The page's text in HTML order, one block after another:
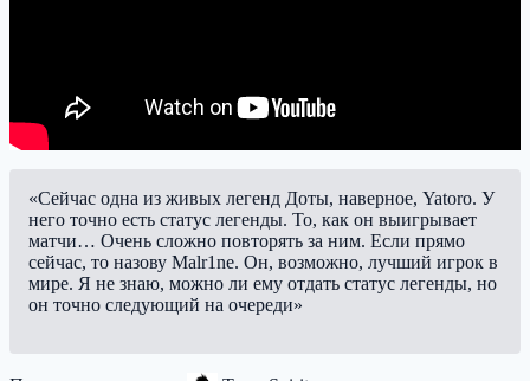
«Сейчас одна из живых легенд Доты, наверное, Yatoro. У
него точно есть статус легенды. То, как он выигрывает
матчи… Очень сложно повторять за ним. Если прямо
сейчас, то назову Malr1ne. Он, возможно, лучший игрок в
мире. Я не знаю, можно ли ему отдать статус легенды, но
он точно следующий на очереди»